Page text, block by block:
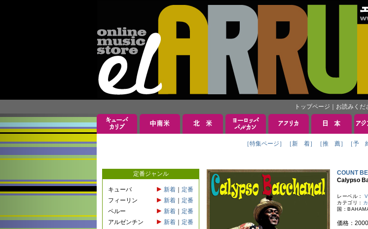
トップページ お読みくだ
［特集ページ］ ［新 着］ ［推 薦］ ［予
定番ジャンル
キューバ 新着
定番
フィーリン
新着
定番
ペルー
新着
定番
アルゼンチン
新着
定番
COUNT
Calypso
レーベル：
カテゴリ：
国：
価格：